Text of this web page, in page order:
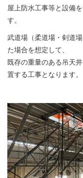
屋上防水工事等と設備
す。
武道場（柔道場・剣道
た場合を想定して、
既存の重量のある吊天
置する工事となります。